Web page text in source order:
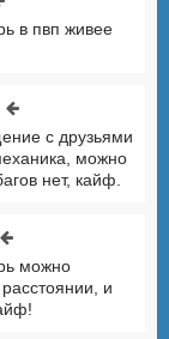
в пвп живее
с друзьями
можно
нет, кайф.
можно
и